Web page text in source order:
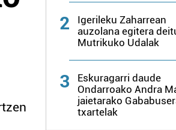
2
Igerileku Zaharrean
auzolana egitera
Mutrikuko Udalak
3
Eskuragarri daude
Ondarroako Andra
jaietarako
txartelak